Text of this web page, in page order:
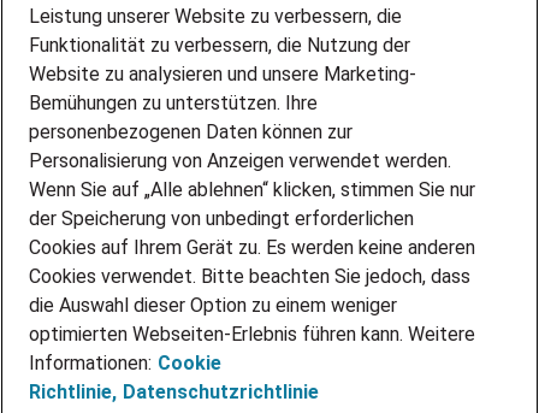
PARTNERSHIP WITH AIRBUS
INITIATIV BEWERBEN
ÜBER UNS
STANDORTE
BLOG
PRESSE
KONTAKT
@Adecco 2026
IMPRESSUM
DATENSCHUTZ
Leistung unserer Website zu verbessern, die
Funktionalität zu verbessern, die Nutzung der
Website zu analysieren und unsere Marketing-
Bemühungen zu unterstützen. Ihre
personenbezogenen Daten können zur
Personalisierung von Anzeigen verwendet werden.
Wenn Sie auf „Alle ablehnen“ klicken, stimmen Sie nur
der Speicherung von unbedingt erforderlichen
Cookies auf Ihrem Gerät zu. Es werden keine anderen
Cookies verwendet. Bitte beachten Sie jedoch, dass
die Auswahl dieser Option zu einem weniger
optimierten Webseiten-Erlebnis führen kann. Weitere
Informationen: Cookie
Richtlinie, Datenschutzrichtlinie